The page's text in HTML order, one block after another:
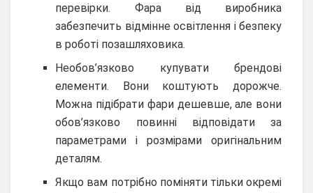
перевірки. Фара від виробника
забезпечить відмінне освітлення і безпеку
в роботі позашляховика.
Необов’язково купувати брендові
елементи. Вони коштують дорожче.
Можна підібрати фари дешевше, але вони
обов’язково повинні відповідати за
параметрами і розмірами оригінальним
деталям.
Якщо вам потрібно поміняти тільки окремі